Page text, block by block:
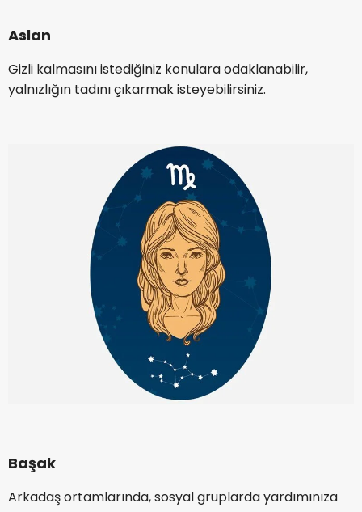
Aslan
Gizli kalmasını istediğiniz konulara odaklanabilir,
yalnızlığın tadını çıkarmak isteyebilirsiniz.
Başak
Arkadaş ortamlarında, sosyal gruplarda yardımınıza